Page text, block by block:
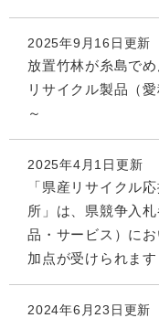
2025年9月16日更新
放置竹林が糸島で
リサイクル製品（
～
2025年4月1日更新
「県産リサイクル
所」は、県競争入
品・サービス）に
加点が受けられます
2024年6月23日更新